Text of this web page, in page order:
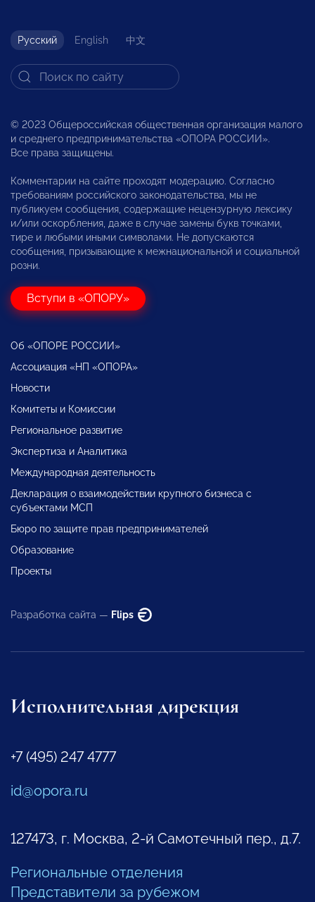
Русский English 中文
© 2023 Общероссийская общественная организация малого
и среднего предпринимательства «ОПОРА РОССИИ».
Все права защищены.
Комментарии на сайте проходят модерацию. Согласно
требованиям российского законодательства, мы не
публикуем сообщения, содержащие нецензурную лексику
и/или оскорбления, даже в случае замены букв точками,
тире и любыми иными символами. Не допускаются
сообщения, призывающие к межнациональной и социальной
розни.
Вступи в «ОПОРУ»
Об «ОПОРЕ РОССИИ»
Ассоциация «НП «ОПОРА»
Новости
Комитеты и Комиссии
Региональное развитие
Экспертиза и Аналитика
Международная деятельность
Декларация о взаимодействии крупного бизнеса с
субъектами МСП
Бюро по защите прав предпринимателей
Образование
Проекты
Разработка сайта — Flips
Исполнительная дирекция
+7 (495) 247 4777
id@opora.ru
127473, г. Москва, 2-й Самотечный пер., д.7.
Региональные отделения
Представители за рубежом